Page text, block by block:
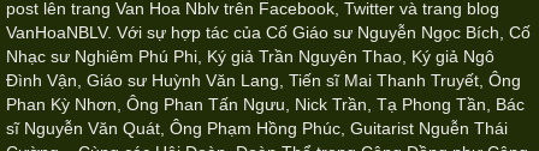
post lên trang Van Hoa Nblv trên Facebook, Twitter và trang blog
VanHoaNBLV. Với sự hợp tác của Cố Giáo sư Nguyễn Ngọc Bích, Cố
Nhạc sư Nghiêm Phú Phi, Ký giả Trần Nguyên Thao, Ký giả Ngô
Đình Vận, Giáo sư Huỳnh Văn Lang, Tiến sĩ Mai Thanh Truyết, Ông
Phan Kỳ Nhơn, Ông Phan Tấn Ngưu, Nick Trần, Tạ Phong Tần, Bác
sĩ Nguyễn Văn Quát, Ông Phạm Hồng Phúc, Guitarist Nguễn Thái